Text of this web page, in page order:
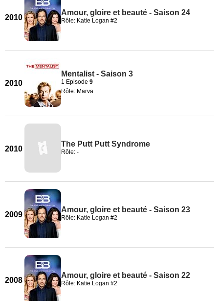
2010
Amour, gloire et beauté - Saison 24
Rôle: Katie Logan #2
2010
Mentalist - Saison 3
1 Episode 9
Rôle: Marva
2010
The Putt Putt Syndrome
Rôle: -
2009
Amour, gloire et beauté - Saison 23
Rôle: Katie Logan #2
2008
Amour, gloire et beauté - Saison 22
Rôle: Katie Logan #2